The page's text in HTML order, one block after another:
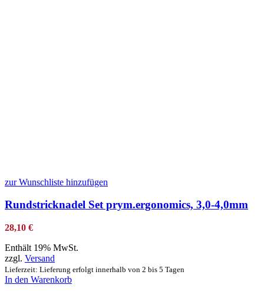
zur Wunschliste hinzufügen
Rundstricknadel Set prym.ergonomics, 3,0-4,0mm
28,10 €
Enthält 19% MwSt.
zzgl. Versand
Lieferzeit: Lieferung erfolgt innerhalb von 2 bis 5 Tagen
In den Warenkorb